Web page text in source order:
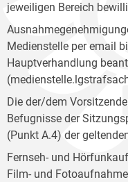
jeweiligen Bereich
Medienstelle per email
Hauptverhandlung
Die der/dem
Befugnisse der
(Punkt A.4) der
Fernseh- und
Film- und